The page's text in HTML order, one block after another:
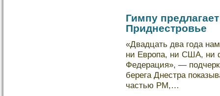
Гимпу
Приднестровье
«Двадцать два года
ни Европа, ни США, ни
Федерация», —
берега Днестра
частью РМ,…